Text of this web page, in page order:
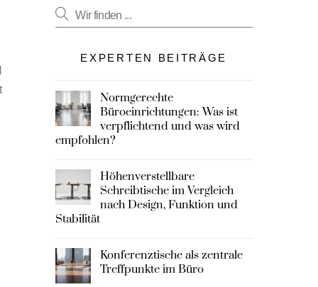
EXPERTEN BEITRÄGE
Normgerechte
Büroeinrichtungen: Was ist
verpflichtend und was wird
empfohlen?
Höhenverstellbare
Schreibtische im Vergleich
nach Design, Funktion und
Stabilität
Konferenztische als zentrale
Treffpunkte im Büro